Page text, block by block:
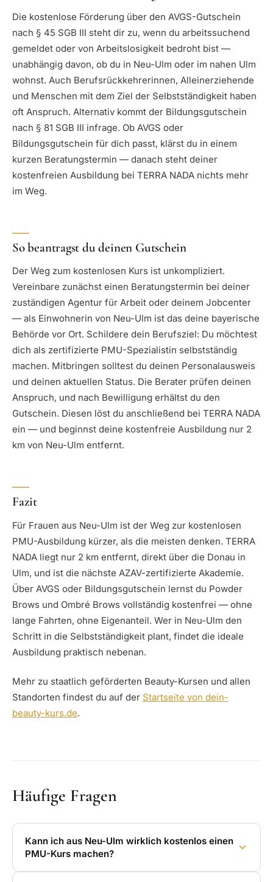
Die kostenlose Förderung über den AVGS-Gutschein
nach § 45 SGB III steht dir zu, wenn du arbeitssuchend
gemeldet oder von Arbeitslosigkeit bedroht bist —
unabhängig davon, ob du in Neu-Ulm oder im nahen Ulm
wohnst. Auch Berufsrückkehrerinnen, Alleinerziehende
und Menschen mit dem Ziel der Selbstständigkeit haben
oft Anspruch. Alternativ kommt der Bildungsgutschein
nach § 81 SGB III infrage. Ob AVGS oder
Bildungsgutschein für dich passt, klärst du in einem
kurzen Beratungstermin — danach steht deiner
kostenfreien Ausbildung bei TERRA NADA nichts mehr
im Weg.
So beantragst du deinen Gutschein
Der Weg zum kostenlosen Kurs ist unkompliziert.
Vereinbare zunächst einen Beratungstermin bei deiner
zuständigen Agentur für Arbeit oder deinem Jobcenter
— als Einwohnerin von Neu-Ulm ist das deine bayerische
Behörde vor Ort. Schildere dein Berufsziel: Du möchtest
dich als zertifizierte PMU-Spezialistin selbstständig
machen. Mitbringen solltest du deinen Personalausweis
und deinen aktuellen Status. Die Berater prüfen deinen
Anspruch, und nach Bewilligung erhältst du den
Gutschein. Diesen löst du anschließend bei TERRA NADA
ein — und beginnst deine kostenfreie Ausbildung nur 2
km von Neu-Ulm entfernt.
Fazit
Für Frauen aus Neu-Ulm ist der Weg zur kostenlosen
PMU-Ausbildung kürzer, als die meisten denken. TERRA
NADA liegt nur 2 km entfernt, direkt über die Donau in
Ulm, und ist die nächste AZAV-zertifizierte Akademie.
Über AVGS oder Bildungsgutschein lernst du Powder
Brows und Ombré Brows vollständig kostenfrei — ohne
lange Fahrten, ohne Eigenanteil. Wer in Neu-Ulm den
Schritt in die Selbstständigkeit plant, findet die ideale
Ausbildung praktisch nebenan.
Mehr zu staatlich geförderten Beauty-Kursen und allen
Standorten findest du auf der Startseite von dein-
beauty-kurs.de.
Häufige Fragen
Kann ich aus Neu-Ulm wirklich kostenlos einen
PMU-Kurs machen?